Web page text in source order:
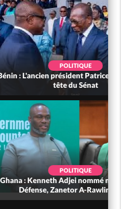
Patrice Talon élu à la
nommé ministre de la
A-Rawlings à l...